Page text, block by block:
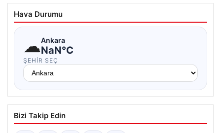
Hava Durumu
☁Ankara
NaN°C
ŞEHIR SEÇ
Bizi Takip Edin